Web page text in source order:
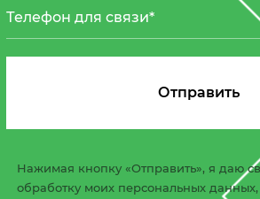
Нажимая кнопку «Отправить», я даю
обработку моих персональных данных,